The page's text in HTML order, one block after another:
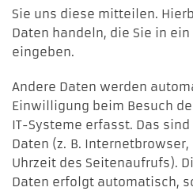
Sie uns diese mitteilen.
Daten handeln, die Sie in
eingeben.
Andere Daten werden
Einwilligung beim Besuch
IT-Systeme erfasst. Das
Daten (z. B.
Uhrzeit des Seitenaufrufs).
Daten erfolgt automatisch,